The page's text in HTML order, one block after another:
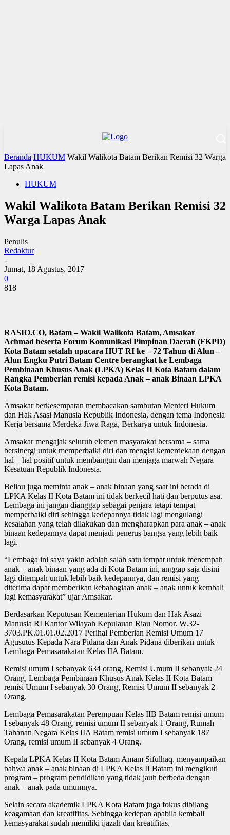
Beranda HUKUM Wakil Walikota Batam Berikan Remisi 32 Warga
Lapas Anak
HUKUM
Wakil Walikota Batam Berikan Remisi 32
Warga Lapas Anak
Penulis
Redaktur
-
Jumat, 18 Agustus, 2017
0
818
RASIO.CO, Batam – Wakil Walikota Batam, Amsakar
Achmad beserta Forum Komunikasi Pimpinan Daerah (FKPD)
Kota Batam setalah upacara HUT RI ke – 72 Tahun di Alun –
Alun Engku Putri Batam Centre berangkat ke Lembaga
Pembinaan Khusus Anak (LPKA) Kelas II Kota Batam dalam
Rangka Pemberian remisi kepada Anak – anak Binaan LPKA
Kota Batam.
Amsakar berkesempatan membacakan sambutan Menteri Hukum
dan Hak Asasi Manusia Republik Indonesia, dengan tema Indonesia
Kerja bersama Merdeka Jiwa Raga, Berkarya untuk Indonesia.
Amsakar mengajak seluruh elemen masyarakat bersama – sama
bersinergi untuk memperbaiki diri dan mengisi kemerdekaan dengan
hal – hal positif untuk membangun dan menjaga marwah Negara
Kesatuan Republik Indonesia.
Beliau juga meminta anak – anak binaan yang saat ini berada di
LPKA Kelas II Kota Batam ini tidak berkecil hati dan berputus asa.
Lembaga ini jangan dianggap sebagai penjara tetapi tempat
memperbaiki diri sehingga kedepannya tidak lagi mengulangi
kesalahan yang telah dilakukan dan mengharapkan para anak – anak
binaan kedepannya dapat menjadi penerus bangsa yang lebih baik
lagi.
“Lembaga ini saya yakin adalah salah satu tempat untuk menempah
anak – anak binaan yang ada di Kota Batam ini, anggap saja disini
lagi ditempah untuk lebih baik kedepannya, dan remisi yang
diterima dapat memberikan kebahagiaan anak – anak untuk kembali
lagi kemasyarakat” ujar Amsakar.
Berdasarkan Keputusan Kementerian Hukum dan Hak Asazi
Manusia RI Kantor Wilayah Kepulauan Riau Nomor. W.32-
3703.PK.01.01.02.2017 Perihal Pemberian Remisi Umum 17
Agusutus Kepada Nara Pidana dan Anak Pidana diberikan untuk
Lembaga Pemasarakatan Kelas IIA Batam.
Remisi umum I sebanyak 634 orang, Remisi Umum II sebanyak 24
Orang, Lembaga Pembinaan Khusus Anak Kelas II Kota Batam
remisi Umum I sebanyak 30 Orang, Remisi Umum II sebanyak 2
Orang.
Lembaga Pemasarakatan Perempuan Kelas IIB Batam remisi umum
I sebanyak 48 Orang, remisi umum II sebanyak 1 Orang, Rumah
Tahanan Negara Kelas IIA Batam remisi umum I sebanyak 187
Orang, remisi umum II sebanyak 4 Orang.
Kepala LPKA Kelas II Kota Batam Amam Sifulhaq, menyampaikan
bahwa anak – anak binaan di LPKA Kelas II Batam ini mengikuti
program – program pendidikan yang tidak jauh berbeda dengan
anak – anak pada umumnya.
Selain secara akademik LPKA Kota Batam juga fokus dibilang
keagamaan dan kreatifitas. Sehingga kedepan apabila kembali
kemasyarakat sudah memiliki ijazah dan kreatifitas.